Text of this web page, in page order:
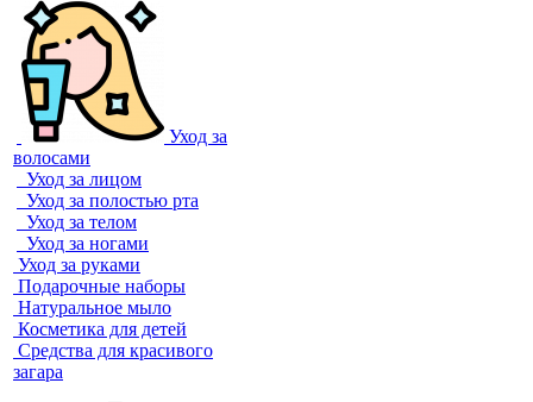
Уход за
волосами
Уход за лицом
Уход за полостью рта
Уход за телом
Уход за ногами
Уход за руками
Подарочные наборы
Натуральное мыло
Косметика для детей
Средства для красивого
загара